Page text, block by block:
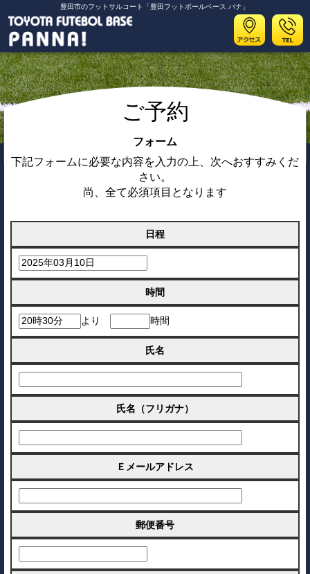
豊田市のフットサルコート「豊田フットボールベース パナ」
ご予約
フォーム
下記フォームに必要な内容を入力の上、次へおすすみくだ
さい。
尚、全て必須項目となります
日程
時間
より 時間
氏名
氏名（フリガナ）
Ｅメールアドレス
郵便番号